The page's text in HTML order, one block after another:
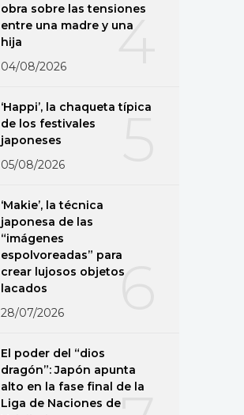
4
obra sobre las tensiones
entre una madre y una
hija
04/08/2026
5
‘Happi’, la chaqueta típica
de los festivales
japoneses
05/08/2026
6
‘Makie’, la técnica
japonesa de las
“imágenes
espolvoreadas” para
crear lujosos objetos
lacados
28/07/2026
El poder del “dios
dragón”: Japón apunta
alto en la fase final de la
Liga de Naciones de